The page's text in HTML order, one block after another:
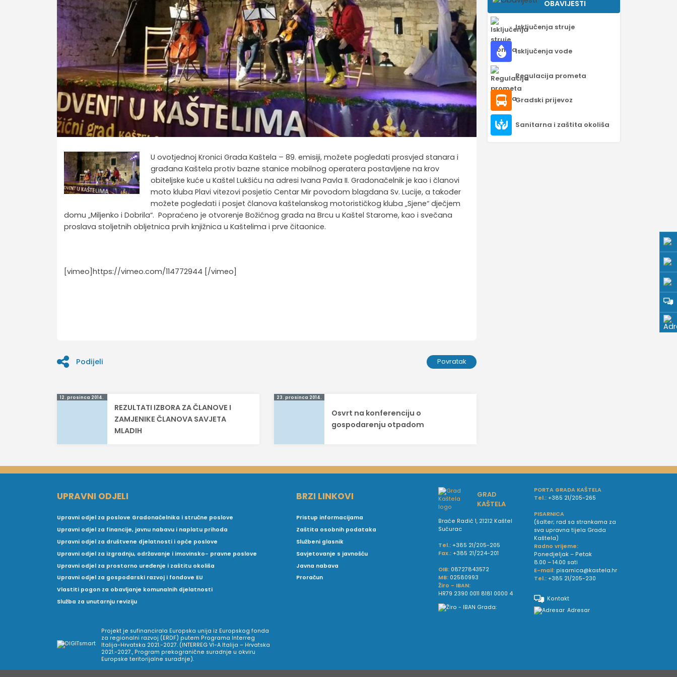
U ovotjednoj Kronici Grada Kaštela – 89. emisiji, možete pogledati prosvjed stanara i
građana Kaštela protiv bazne stanice mobilnog operatera postavljene na krov
obiteljske kuće u Kaštel Lukšiću na adresi Ivana Pavla II. Gradonačelnik je kao i članovi
moto kluba Plavi vitezovi posjetio Centar Mir povodom blagdana Sv. Lucije, a također
možete pogledati i posjet članova kaštelanskog motorističkog kluba „Sjene“ dječjem
domu „Miljenko i Dobrila“. Popraćeno je otvorenje Božićnog grada na Brcu u Kaštel Starome, kao i svečana
proslava stoljetnih obljetnica prvih knjižnica u Kaštelima i prve čitaonice.
[vimeo]https://vimeo.com/114772944 [/vimeo]
Podijeli Povratak
OBAVIJESTI
Isključenja struje
Isključenja vode
Regulacija prometa
Gradski prijevoz
Sanitarna i zaštita okoliša
Navigacija
12. prosinca 2014.
REZULTATI IZBORA ZA ČLANOVE I
ZAMJENIKE ČLANOVA SAVJETA
MLADIH
23. prosinca 2014.
Osvrt na konferenciju o
gospodarenju otpadom
UPRAVNI ODJELI
Upravni odjel za poslove Gradonačelnika i stručne poslove
Upravni odjel za financije, javnu nabavu i naplatu prihoda
Upravni odjel za društvene djelatnosti i opće poslove
Upravni odjel za izgradnju, održavanje i imovinsko- pravne poslove
Upravni odjel za prostorno uređenje i zaštitu okoliša
Upravni odjel za gospodarski razvoj i fondove EU
Vlastiti pogon za obavljanje komunalnih djelatnosti
Služba za unutarnju reviziju
BRZI LINKOVI
Pristup informacijama
Zaštita osobnih podataka
Službeni glasnik
Savjetovanje s javnošću
Javna nabava
Proračun
GRAD
KAŠTELA
Braće Radić 1, 21212 Kaštel
Sućurac
Tel.: +385 21/205-205
Fax.: +385 21/224-201
OIB: 08727843572
MB: 02580993
Žiro - IBAN:
HR79 2390 0011 8181 0000 4
PORTA GRADA KAŠTELA
Tel.: +385 21/205-265
PISARNICA
(šalter; rad sa strankama za
sva upravna tijela Grada
Kaštela)
Radno vrijeme:
Ponedjeljak – Petak
8.00 – 14.00 sati
E-mail: pisarnica@kastela.hr
Tel.: +385 21/205-230
Kontakt
Adresar
Projekt je sufinancirala Europska unija iz Europskog fonda
za regionalni razvoj (ERDF) putem Programa Interreg
Italija-Hrvatska 2021.-2027. (INTERREG VI-A Italija – Hrvatska
2021.-2027., Program prekogranične suradnje u okviru
Europske teritorijalne suradnje).